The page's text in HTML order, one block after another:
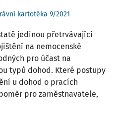
kartotéka 9/2021
jedinou přetrvávající
na nemocenské
pro účast na
typů dohod. Které postupy
u dohod o pracích
pro zaměstnavatele,